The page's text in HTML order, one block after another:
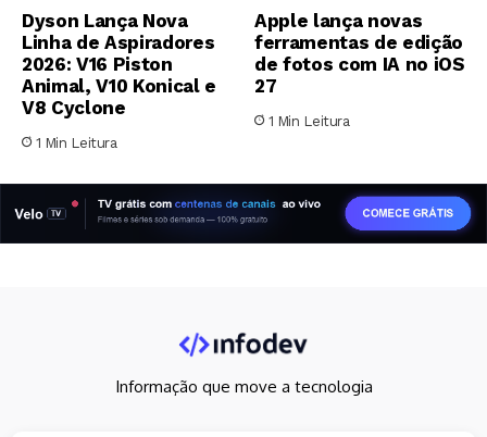
Dyson Lança Nova
Linha de Aspiradores
2026: V16 Piston
Animal, V10 Konical e
V8 Cyclone
1 Min Leitura
Apple lança novas
ferramentas de edição
de fotos com IA no iOS
27
1 Min Leitura
Informação que move a tecnologia